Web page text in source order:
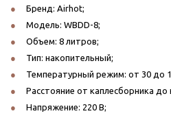
Бренд: Airhot;
Модель: WBDD-8;
Объем: 8 литров;
Тип: накопительный;
Температурный режим: от 30 до
Расстояние от каплесборника до
Напряжение: 220 В;